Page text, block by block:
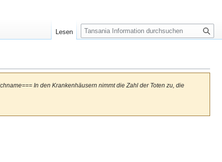
In den Krankenhäusern nimmt die Zahl der Toten zu, die
Lesen
S
u
e